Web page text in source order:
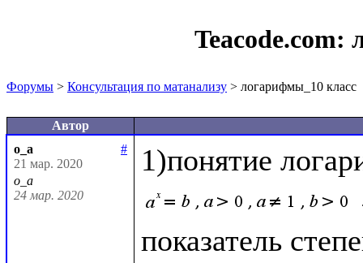
Teacode.com:
Форумы > Консультация по матанализу > логарифмы_10 класс
Автор
o_a
#
21 мар. 2020
o_a
24 мар. 2020
показатель